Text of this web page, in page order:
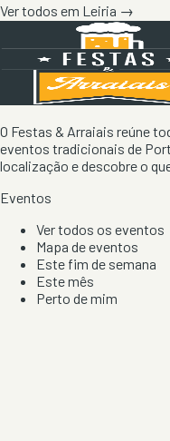
Ver todos em Leiria →
O Festas & Arraiais reúne
eventos tradicionais de
localização e descobre o
Eventos
Ver todos os eventos
Mapa de eventos
Este fim de semana
Este mês
Perto de mim